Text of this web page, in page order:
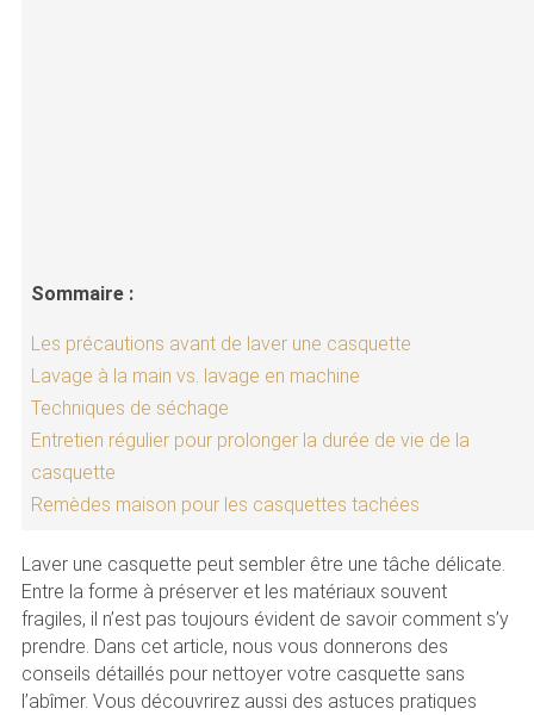
Sommaire :
Les précautions avant de laver une casquette
Lavage à la main vs. lavage en machine
Techniques de séchage
Entretien régulier pour prolonger la durée de vie de la
casquette
Remèdes maison pour les casquettes tachées
Laver une casquette peut sembler être une tâche délicate.
Entre la forme à préserver et les matériaux souvent
fragiles, il n’est pas toujours évident de savoir comment s’y
prendre. Dans cet article, nous vous donnerons des
conseils détaillés pour nettoyer votre casquette sans
l’abîmer. Vous découvrirez aussi des astuces pratiques